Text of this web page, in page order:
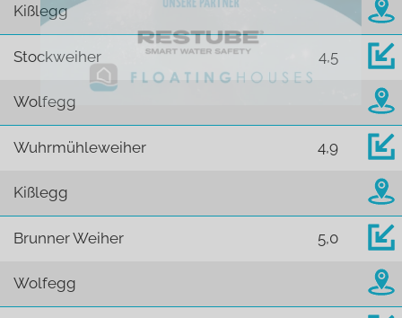
Kißlegg
Stockweiher 4,5
Wolfegg
Wuhrmühleweiher 4,9
Kißlegg
Brunner Weiher 5,0
Wolfegg